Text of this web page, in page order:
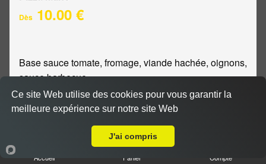
Dès 10.00 €
Base sauce tomate, fromage, viande hachée, oignons,
sauce barbecue
Accueil Panier Compte
Ce site Web utilise des cookies pour vous garantir la
meilleure expérience sur notre site Web
J'ai compris